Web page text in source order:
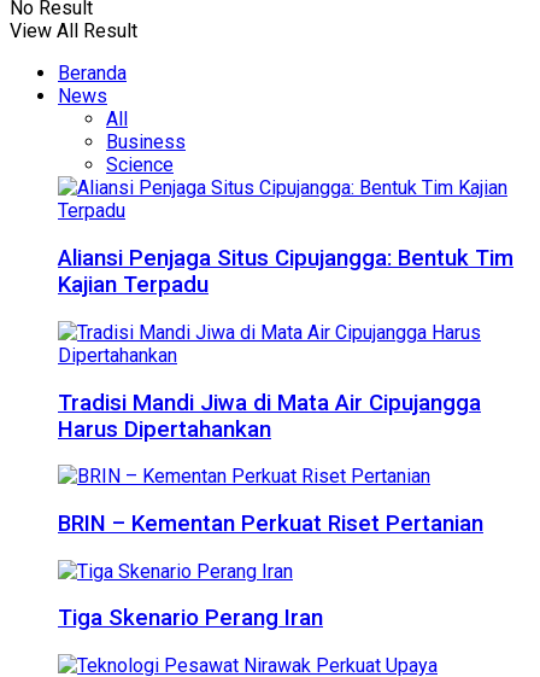
No Result
View All Result
Beranda
News
All
Business
Science
Aliansi Penjaga Situs Cipujangga: Bentuk Tim
Kajian Terpadu
Tradisi Mandi Jiwa di Mata Air Cipujangga
Harus Dipertahankan
BRIN – Kementan Perkuat Riset Pertanian
Tiga Skenario Perang Iran